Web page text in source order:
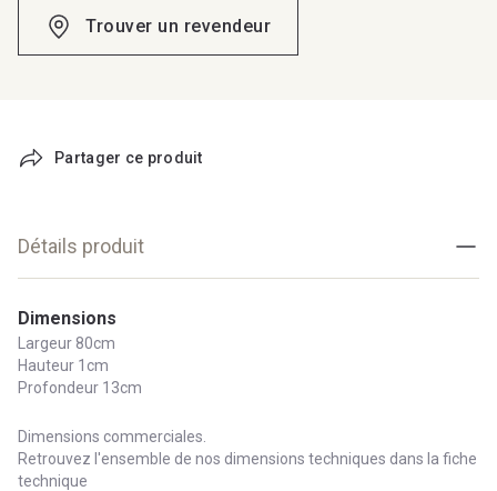
Trouver un revendeur
Partager ce produit
Détails produit
Dimensions
Largeur 80cm
Hauteur 1cm
Profondeur 13cm
Dimensions commerciales.
Retrouvez l'ensemble de nos dimensions techniques dans la fiche
technique